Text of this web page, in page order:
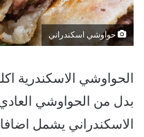
حواوشي اسكندراني
الحواوشي الاسكندرية
بدل من الحواوشي
الاسكندراني يشمل